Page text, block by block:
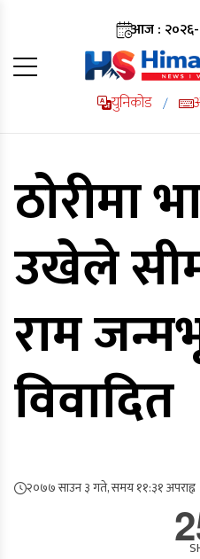
आज : २०२६-
युनिकोड /
ठोरीमा
उखेले
राम
विवादित
२०७७ साउन ३ गते, समय ११:३१ अपराह्न